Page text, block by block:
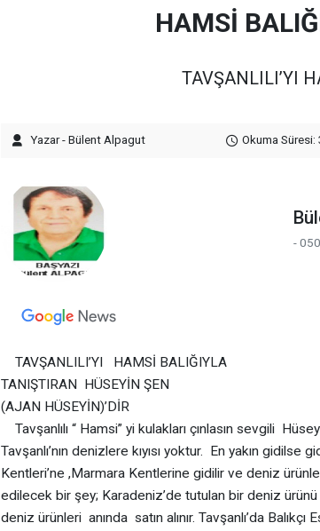
HAMSİ
TAVŞANLILI’YI
Yazar - Bülent Alpagut Okuma Süresi:
-
TAVŞANLILI’YI HAMSİ BALIĞIYLA
TANIŞTIRAN HÜSEYİN ŞEN
(AJAN HÜSEYİN)’DİR
Tavşanlılı “ Hamsi” yi kulakları çınlasın sevgili
Tavşanlı’nın denizlere kıyısı yoktur. En yakın gidilse
Kentleri’ne ,Marmara Kentlerine gidilir ve deniz
edilecek bir şey; Karadeniz’de tutulan bir deniz ürünü
deniz ürünleri anında satın alınır. Tavşanlı’da Balıkçı